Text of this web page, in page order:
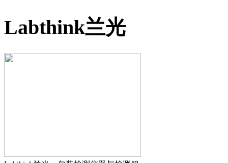
Labthink兰光